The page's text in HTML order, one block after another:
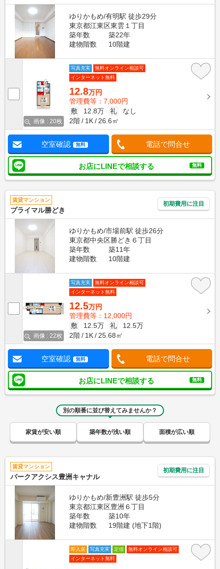
ゆりかもめ/有明駅 徒歩29分
東京都江東区東雲１丁目
築年数
築22年
建物階数
10階建
画像 : 20枚
写真充実
無料オンライン相談可
インターネット無料
12.8万円
管理費等：7,000円
敷
12.8万 礼
なし
2階
1K 26.6㎡
空室確認 無料 電話で問合せ
お店にLINEで相談する 無料
賃貸マンション
プライマル勝どき
初期費用に注目
ゆりかもめ/市場前駅 徒歩26分
東京都中央区勝どき６丁目
築年数
築11年
建物階数
10階建
画像 : 22枚
写真充実
無料オンライン相談可
インターネット無料
12.5万円
管理費等：12,000円
敷
12.5万 礼
12.5万
2階
1K 25.68㎡
空室確認 無料 電話で問合せ
お店にLINEで相談する 無料
別の順番に並び替えてみませんか？
家賃が安い順 築年数が浅い順 面積が広い順
賃貸マンション
パークアクシス豊洲キャナル
初期費用に注目
ゆりかもめ/新豊洲駅 徒歩5分
東京都江東区豊洲６丁目
築年数
築10年
建物階数
19階建 (地下1階)
即入居 写真充実 定借
無料オンライン相談可
インターネット無料